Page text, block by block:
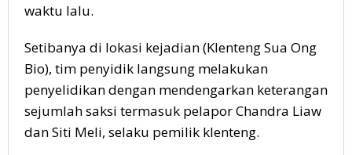
waktu lalu.
Setibanya di lokasi kejadian (Klenteng Sua Ong
Bio), tim penyidik langsung melakukan
penyelidikan dengan mendengarkan keterangan
sejumlah saksi termasuk pelapor Chandra Liaw
dan Siti Meli, selaku pemilik klenteng.